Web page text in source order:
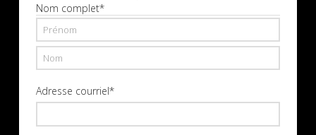
Nom complet*
Prénom
Adresse courriel*